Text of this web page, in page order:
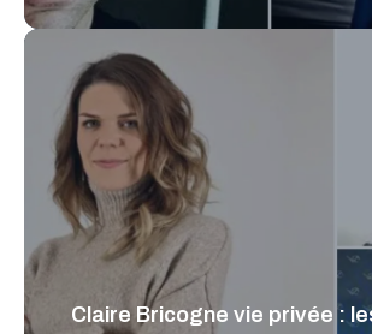
Claire Bricogne vie privée :